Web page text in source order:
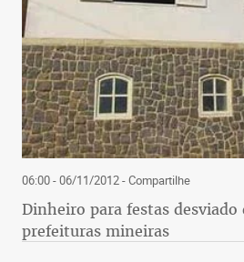
06:00 - 06/11/2012- Compartilhe
Dinheiro para festas desviado
prefeituras mineiras